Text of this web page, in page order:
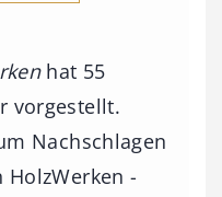
hat 55
vorgestellt.
Nachschlagen
-